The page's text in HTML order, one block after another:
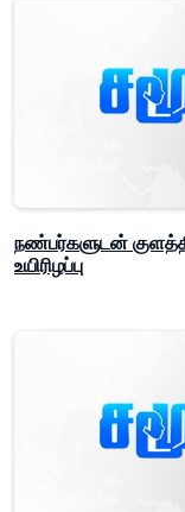
நண்பர்களுடன்
உயிரிழப்பு